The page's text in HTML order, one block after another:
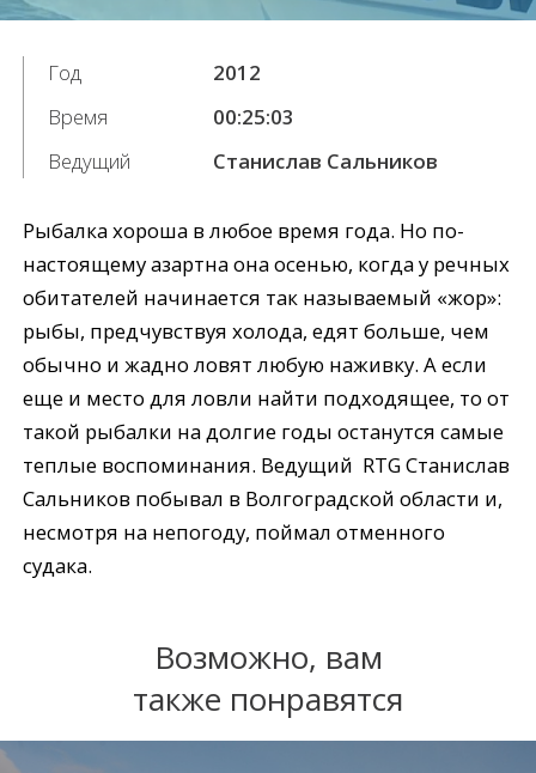
Год
2012
Время
00:25:03
Ведущий
Станислав Сальников
Рыбалка хороша в любое время года. Но по-
настоящему азартна она осенью, когда у речных
обитателей начинается так называемый «жор»:
рыбы, предчувствуя холода, едят больше, чем
обычно и жадно ловят любую наживку. А если
еще и место для ловли найти подходящее, то от
такой рыбалки на долгие годы останутся самые
теплые воспоминания. Ведущий RTG Станислав
Сальников побывал в Волгоградской области и,
несмотря на непогоду, поймал отменного
судака.
Возможно, вам
также понравятся